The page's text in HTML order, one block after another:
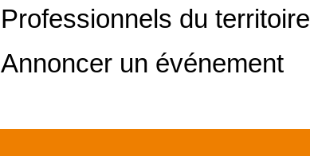
Professionnels du territoire
Annoncer un événement